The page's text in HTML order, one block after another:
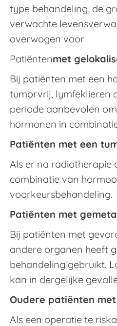
type behandeling, de
verwachte
overwogen voor
Patiëntenmet
Bij patiënten met een
tumorvrij, lymfeklieren
periode aanbevolen
hormonen in
Patiënten met een
Als er na radiotherapie
combinatie van
voorkeursbehandeling.
Patiënten met
Bij patiënten met
andere organen heeft
behandeling gebruikt.
kan in dergelijke
Oudere patiënten
Als een operatie te